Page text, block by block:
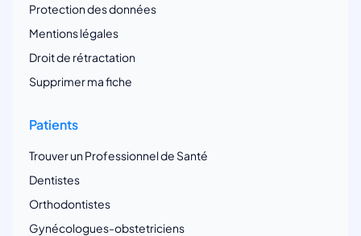
Protection des données
Mentions légales
Droit de rétractation
Supprimer ma fiche
Patients
Trouver un Professionnel de Santé
Dentistes
Orthodontistes
Gynécologues-obstetriciens